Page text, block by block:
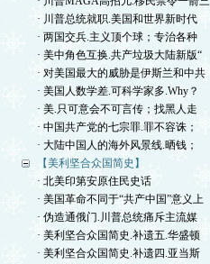
· 川普总统就职.美国和世界新时代
· 两国交兵.主义顶个球；专治各种
· 美中角色互换.共产垃圾大陆新版“
· 对美国最大的威胁是伊斯兰和中共
· 美国人数学差.可科学家多.Why？
· 美.只可意会不可言传；找黑人走
· 中国共产党的七宗罪.罪不容诛；
· 大陆中国人的海外风景线.晒钱；
【美利坚合众国简史】
· 北美印第安原住民史话
· 美国革命不同于“共产中国”意义上
· 伪造通俄门.川普总统痛斥主流媒
· 美利坚合众国简史.补遗五.华盛顿
· 美利坚合众国简史.补遗四.亚当斯